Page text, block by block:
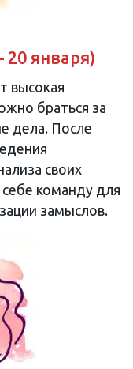
20 января)
высокая
браться за
дела. После
своих
команду для
замыслов.